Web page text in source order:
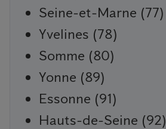
Seine-et-Marne (77)
Yvelines (78)
Somme (80)
Yonne (89)
Essonne (91)
Hauts-de-Seine (92)